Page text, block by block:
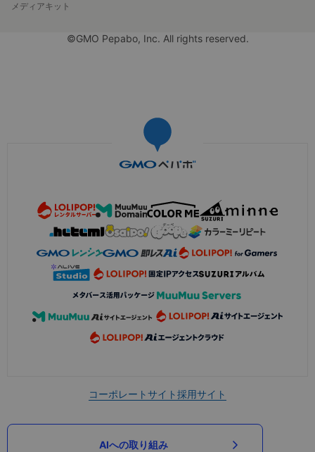
メディアキット
©GMO Pepabo, Inc. All rights reserved.
コーポレートサイト採用サイト
AIへの取り組み